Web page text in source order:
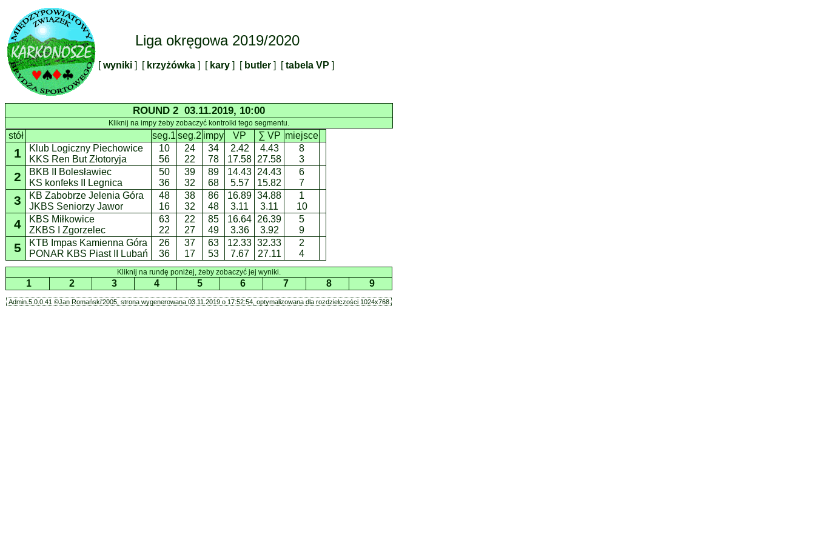
Liga okręgowa 2019/2020
[wyniki ] [krzyżówka ] [kary ] [butler ] [tabela VP ]
ROUND 2 03.11.2019, 10:00
Kliknij na impy żeby zobaczyć kontrolki tego segmentu.
stół seg.1 seg.2 impy VP ∑ VP miejsce
1
Klub Logiczny Piechowice
KKS Ren But Złotoryja
10
56
24
22
34
78
2.42
17.58
4.43
27.58
8
3
2
BKB II Bolesławiec
KS konfeks II Legnica
50
36
39
32
89
68
14.43
5.57
24.43
15.82
6
7
3
KB Zabobrze Jelenia Góra
JKBS Seniorzy Jawor
48
16
38
32
86
48
16.89
3.11
34.88
3.11
1
10
4
KBS Miłkowice
ZKBS I Zgorzelec
63
22
22
27
85
49
16.64
3.36
26.39
3.92
5
9
5
KTB Impas Kamienna Góra
PONAR KBS Piast II Lubań
26
36
37
17
63
53
12.33
7.67
32.33
27.11
2
4
Kliknij na rundę poniżej, żeby zobaczyć jej wyniki.
1 2 3 4 5 6 7 8 9
Admin.5.0.0.41 ©Jan Romański'2005, strona wygenerowana 03.11.2019 o 17:52:54, optymalizowana dla rozdzielczości 1024x768.